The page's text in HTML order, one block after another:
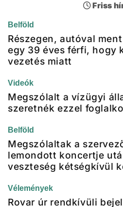
Friss
Belföld
Részegen, autóval
egy 39 éves férfi, hogy
vezetés miatt
Videók
Megszólalt a vízügyi
szeretnék ezzel
Belföld
Megszólaltak a
lemondott koncertje
veszteség kétségkívül
Vélemények
Rovar úr rendkívüli